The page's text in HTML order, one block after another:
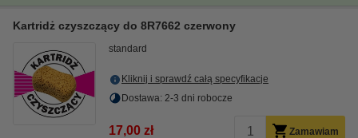
Kartridż czyszczący do 8R7662 czerwony
standard
Kliknij i sprawdź całą specyfikacje
Dostawa: 2-3 dni robocze
17,00 zł Zamawiam